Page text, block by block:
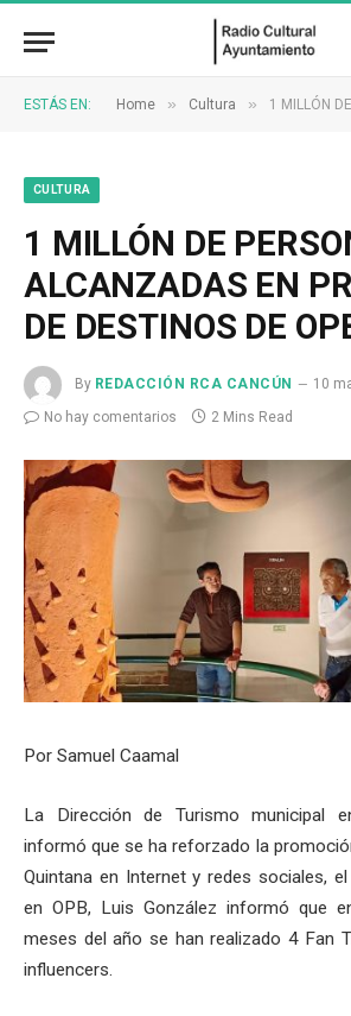
ESTÁS EN: Home » Cultura » 1 MILLÓN DE PERSONAS
CULTURA
1 MILLÓN DE
ALCANZADAS EN
DE DESTINOS DE
By REDACCIÓN RCA CANCÚN
10
No hay comentarios
2 Mins Read
Por Samuel Caamal
La Dirección de Turismo municipal
informó que se ha reforzado la
Quintana en Internet y redes sociales,
en OPB, Luis González informó que
meses del año se han realizado 4 Fan
influencers.